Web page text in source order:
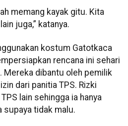
memang kayak gitu. Kita
juga,” katanya.
kostum Gatotkaca
rencana ini sehari
dibantu oleh pemilik
dari panitia TPS. Rizki
lain sehingga ia hanya
supaya tidak malu.